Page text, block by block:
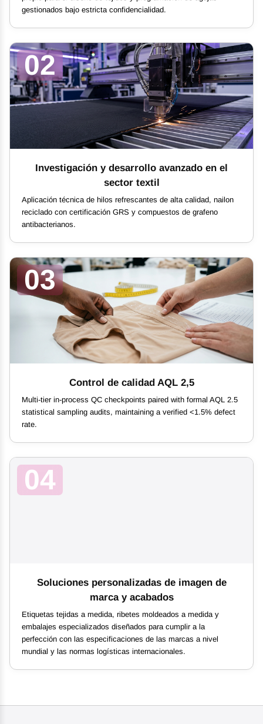
gestionados bajo estricta confidencialidad.
02
Investigación y desarrollo avanzado en el
sector textil
Aplicación técnica de hilos refrescantes de alta calidad, nailon
reciclado con certificación GRS y compuestos de grafeno
antibacterianos.
03
Control de calidad AQL 2,5
Multi-tier in-process QC checkpoints paired with formal AQL 2.5
statistical sampling audits, maintaining a verified <1.5% defect
rate.
04
Soluciones personalizadas de imagen de
marca y acabados
Etiquetas tejidas a medida, ribetes moldeados a medida y
embalajes especializados diseñados para cumplir a la
perfección con las especificaciones de las marcas a nivel
mundial y las normas logísticas internacionales.